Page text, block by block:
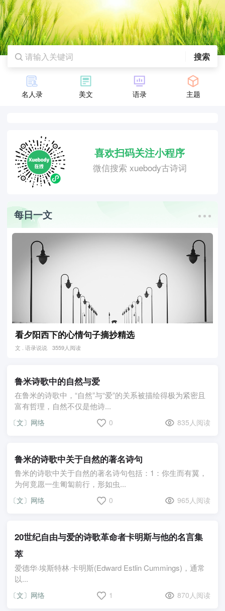
搜索
名人录 美文 语录 主题
喜欢扫码关注小程序
微信搜索 xuebody古诗词
每日一文
看夕阳西下的心情句子摘抄精选
文 . 语录说说 3559人阅读
鲁米诗歌中的自然与爱
在鲁米的诗歌中，“自然”与“爱”的关系被描绘得极为紧密且
富有哲理，自然不仅是他诗...
〔文〕网络 0 835人阅读
鲁米的诗歌中关于自然的著名诗句
鲁米的诗歌中关于自然的著名诗句包括：1：你生而有翼，
为何竟愿一生匍匐前行，形如虫...
〔文〕网络 0 965人阅读
20世纪自由与爱的诗歌革命者卡明斯与他的名言集
萃
爱德华·埃斯特林·卡明斯(Edward Estlin Cummings)，通常
以...
〔文〕网络 1 870人阅读